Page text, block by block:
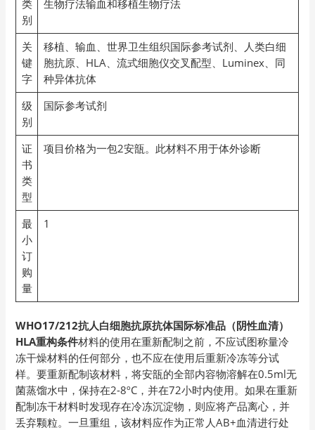
类
别
生物疗法输血和移植生物疗法
关
键
字
移植、输血、世界卫生组织国际参考试剂、人类白细
胞抗原、HLA、流式细胞仪交叉配型、Luminex、同
种异体抗体
级
别
国际参考试剂
证
书
类
型
项目价格为一包2安瓿。此材料不用于体外诊断
最
小
订
购
量
1
WHO17/212抗人白细胞抗原抗体国际标准品（阴性血清）
HLA重构条件材料的使用在重新配制之前，不应试图称量冷
冻干燥材料的任何部分，也不应在使用后重新冷冻等分试
样。要重新配制该材料，将安瓿的全部内容物溶解在0.5ml无
菌蒸馏水中，保持在2-8ºC，并在72小时内使用。如果在重新
配制冻干材料时发现存在冷冻沉淀物，则应将产品离心，并
丢弃颗粒。一旦重组，该材料应作为正常人AB+血清进行处